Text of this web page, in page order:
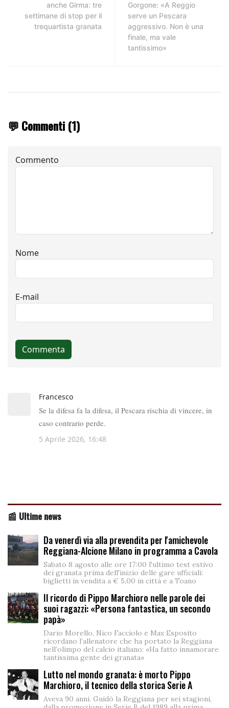
anche Girma: tre
settimane di stop per il
trequartista granata
Gorgone: «A Reggio
serve un Pescara
aggressivo. Non è una
finale, ma vale
tantissimo»
💬 Commenti (1)
📰 Ultime news
Da venerdì via alla prevendita per l'amichevole
Reggiana-Alcione Milano in programma a Cavola
Sabato 8 agosto alle ore 17:00 l'ultimo test estivo
dei granata prima dell'inizio delle gare ufficiali:
biglietti in vendita a € 5,00 in città e a Toano
Il ricordo di Pippo Marchioro nelle parole dei
suoi ragazzi: «Persona fantastica, un secondo
papà»
Dario Morello, Nico Facciolo e Max Esposito
ricordano l’allenatore che ha portato la Reggiana
nell’olimpo del calcio italiano: «Ha fatto innamorare
tantissima gente dei granata»
Lutto nel mondo granata: è morto Pippo
Marchioro, il tecnico della storica Serie A
Aveva 90 anni. Guidò la Reggiana per sei stagioni,